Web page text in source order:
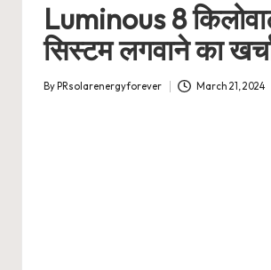
Luminous 8
सिस्टम लगवाने का
Posted
By PRsolarenergyforever March 21, 2024